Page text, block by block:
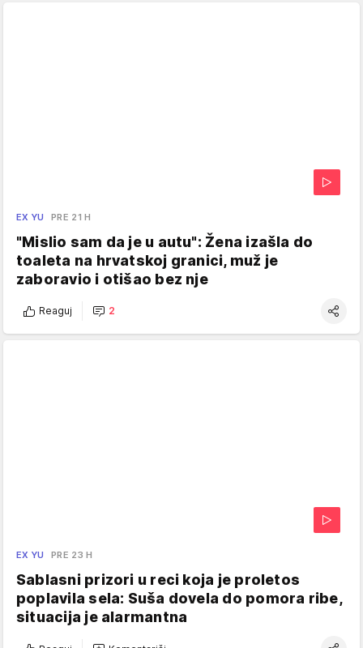
EX YU PRE 21 H
"Mislio sam da je u autu": Žena izašla do
toaleta na hrvatskoj granici, muž je
zaboravio i otišao bez nje
Reaguj 2
EX YU PRE 23 H
Sablasni prizori u reci koja je proletos
poplavila sela: Suša dovela do pomora ribe,
situacija je alarmantna